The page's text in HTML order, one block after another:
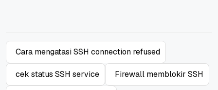
Cara mengatasi SSH connection refused
cek status SSH service Firewall memblokir SSH